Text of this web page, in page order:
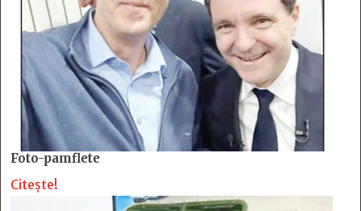
Foto-pamflete
Citește!